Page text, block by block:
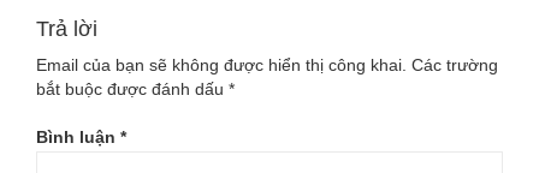
HIEM-
XE-
Trả lời
Email của bạn sẽ không được hiển thị công khai. Các trường
bắt buộc được đánh dấu *
Bình luận *